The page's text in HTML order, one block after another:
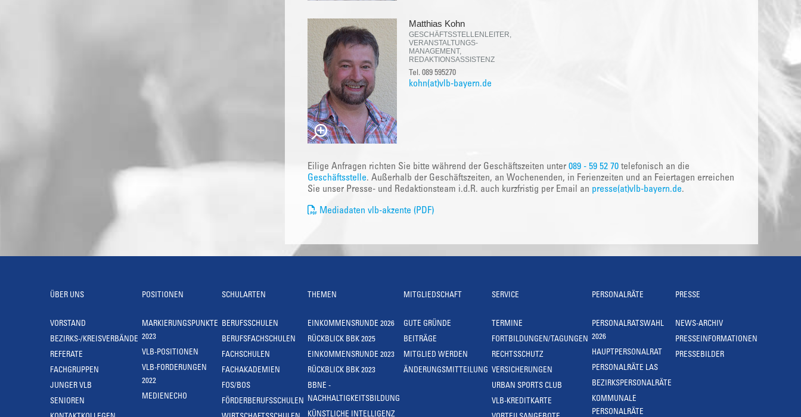
Matthias Kohn
GESCHÄFTSSTELLENLEITER,
VERANSTALTUNGS-
MANAGEMENT,
REDAKTIONSASSISTENZ
Tel. 089 595270
kohn(at)vlb-bayern.de
Eilige Anfragen richten Sie bitte während der Geschäftszeiten unter 089 - 59 52 70 telefonisch an die
Geschäftsstelle. Außerhalb der Geschäftszeiten, an Wochenenden, in Ferienzeiten und an Feiertagen erreichen
Sie unser Presse- und Redaktionsteam i.d.R. auch kurzfristig per Email an presse(at)vlb-bayern.de.
Mediadaten vlb-akzente (PDF)
ÜBER UNS
VORSTAND
BEZIRKS-/KREISVERBÄNDE
REFERATE
FACHGRUPPEN
JUNGER VLB
SENIOREN
POSITIONEN
MARKIERUNGSPUNKTE
2023
VLB-POSITIONEN
VLB-FORDERUNGEN
2022
MEDIENECHO
SCHULARTEN
BERUFSSCHULEN
BERUFSFACHSCHULEN
FACHSCHULEN
FACHAKADEMIEN
FOS/BOS
FÖRDERBERUFSSCHULEN
THEMEN
EINKOMMENSRUNDE 2026
RÜCKBLICK BBK 2025
EINKOMMENSRUNDE 2023
RÜCKBLICK BBK 2023
BBNE -
NACHHALTIGKEITSBILDUNG
KÜNSTLICHE INTELLIGENZ
MITGLIEDSCHAFT
GUTE GRÜNDE
BEITRÄGE
MITGLIED WERDEN
ÄNDERUNGSMITTEILUNG
SERVICE
TERMINE
FORTBILDUNGEN/TAGUNGEN
RECHTSSCHUTZ
VERSICHERUNGEN
URBAN SPORTS CLUB
VLB-KREDITKARTE
PERSONALRÄTE
PERSONALRATSWAHL
2026
HAUPTPERSONALRAT
PERSONALRÄTE LAS
BEZIRKSPERSONALRÄTE
KOMMUNALE
PERSONALRÄTE
PRESSE
NEWS-ARCHIV
PRESSEINFORMATIONEN
PRESSEBILDER